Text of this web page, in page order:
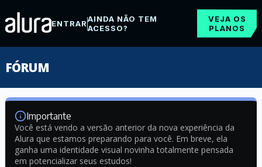
ENTRARAINDA NÃO TEM
ACESSO?
VEJA OS
PLANOS
FÓRUM
Importante
Você está vendo a versão anterior da nova experiência da
Alura que estamos preparando para você. Em breve, ela
ganha uma identidade visual novinha totalmente pensada
em potencializar seus estudos!